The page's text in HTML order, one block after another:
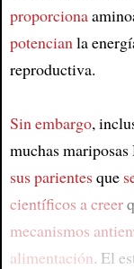
proporciona
potencian la
reproductiva.
Sin embargo,
muchas
sus parientesque
científicos a creer
mecanismos
alimentación. El